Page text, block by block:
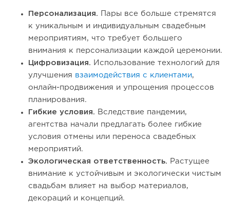
Персонализация. Пары все больше стремятся
к уникальным и индивидуальным свадебным
мероприятиям, что требует большего
внимания к персонализации каждой церемонии.
Цифровизация. Использование технологий для
улучшения взаимодействия с клиентами,
онлайн-продвижения и упрощения процессов
планирования.
Гибкие условия. Вследствие пандемии,
агентства начали предлагать более гибкие
условия отмены или переноса свадебных
мероприятий.
Экологическая ответственность. Растущее
внимание к устойчивым и экологически чистым
свадьбам влияет на выбор материалов,
декораций и концепций.